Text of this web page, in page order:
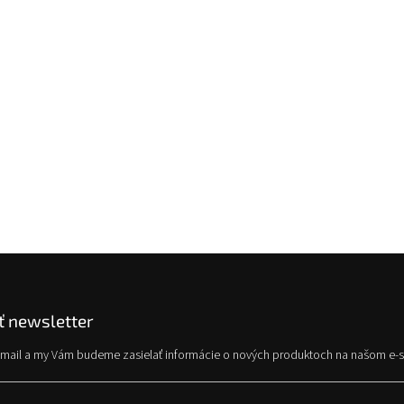
newsletter
a my Vám budeme zasielať informácie o nových produktoch na našom e-